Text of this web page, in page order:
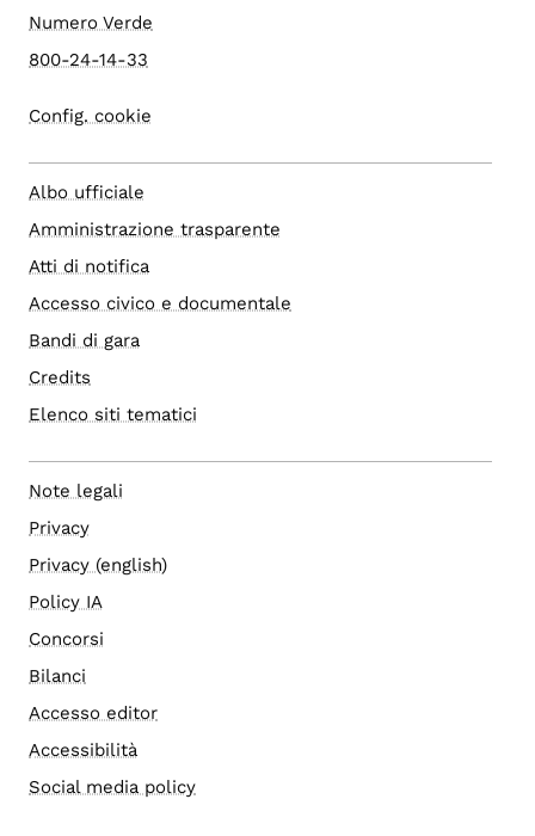
Numero Verde
800-24-14-33
Config. cookie
Albo ufficiale
Amministrazione trasparente
Atti di notifica
Accesso civico e documentale
Bandi di gara
Credits
Elenco siti tematici
Note legali
Privacy
Privacy (english)
Policy IA
Concorsi
Bilanci
Accesso editor
Accessibilità
Social media policy